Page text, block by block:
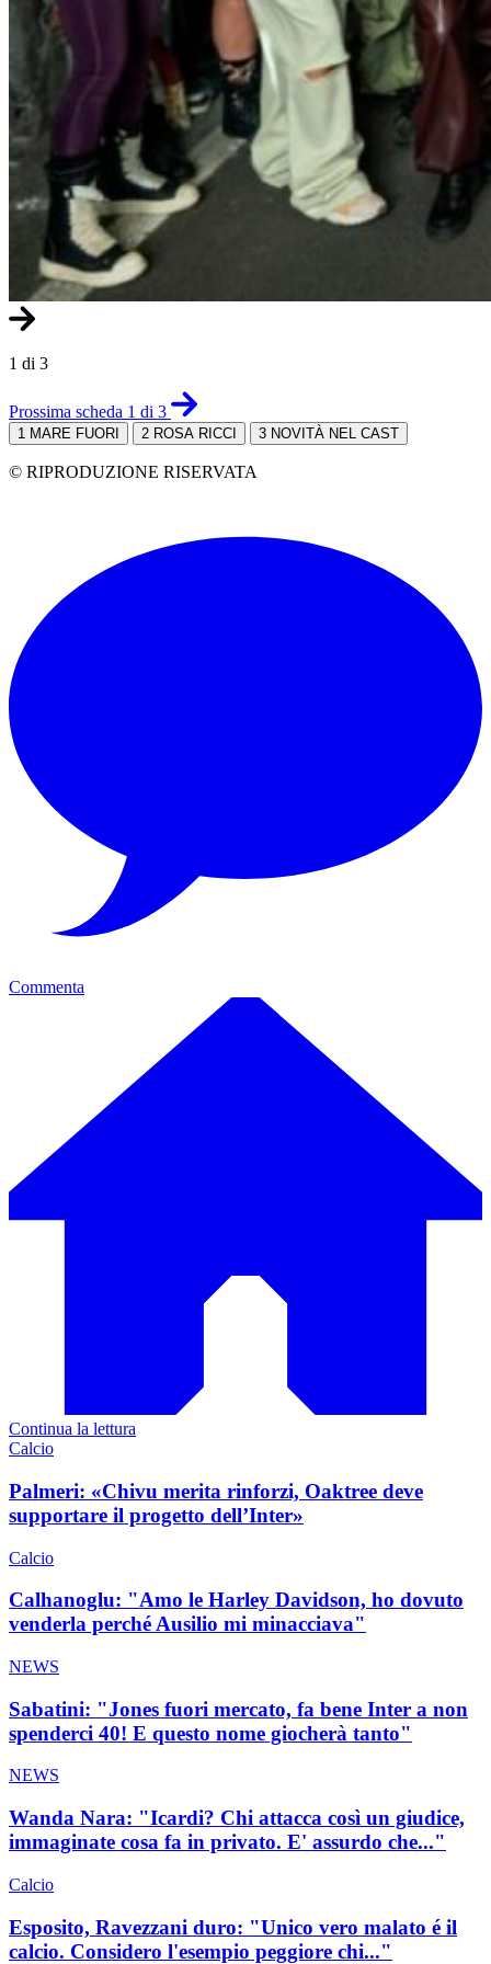
1 di 3
Prossima scheda 1 di 3
1 MARE FUORI 2 ROSA RICCI 3 NOVITÀ NEL CAST
© RIPRODUZIONE RISERVATA
Commenta
Continua la lettura
Calcio
Palmeri: «Chivu merita rinforzi, Oaktree deve
supportare il progetto dell’Inter»
Calcio
Calhanoglu: "Amo le Harley Davidson, ho dovuto
venderla perché Ausilio mi minacciava"
NEWS
Sabatini: "Jones fuori mercato, fa bene Inter a non
spenderci 40! E questo nome giocherà tanto"
NEWS
Wanda Nara: "Icardi? Chi attacca così un giudice,
immaginate cosa fa in privato. E' assurdo che..."
Calcio
Esposito, Ravezzani duro: "Unico vero malato é il
calcio. Considero l'esempio peggiore chi..."